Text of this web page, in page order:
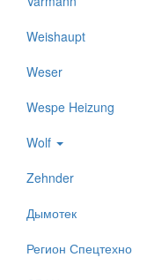
Weishaupt
Weser
Wespe Heizung
Wolf
Zehnder
Дымотек
Регион Спецтехно